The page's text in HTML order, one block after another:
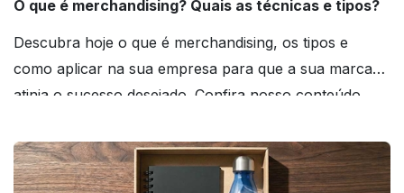
O que é merchandising? Quais as técnicas e tipos?
Descubra hoje o que é merchandising, os tipos e
como aplicar na sua empresa para que a sua marca
atinja o sucesso desejado. Confira nosso conteúdo